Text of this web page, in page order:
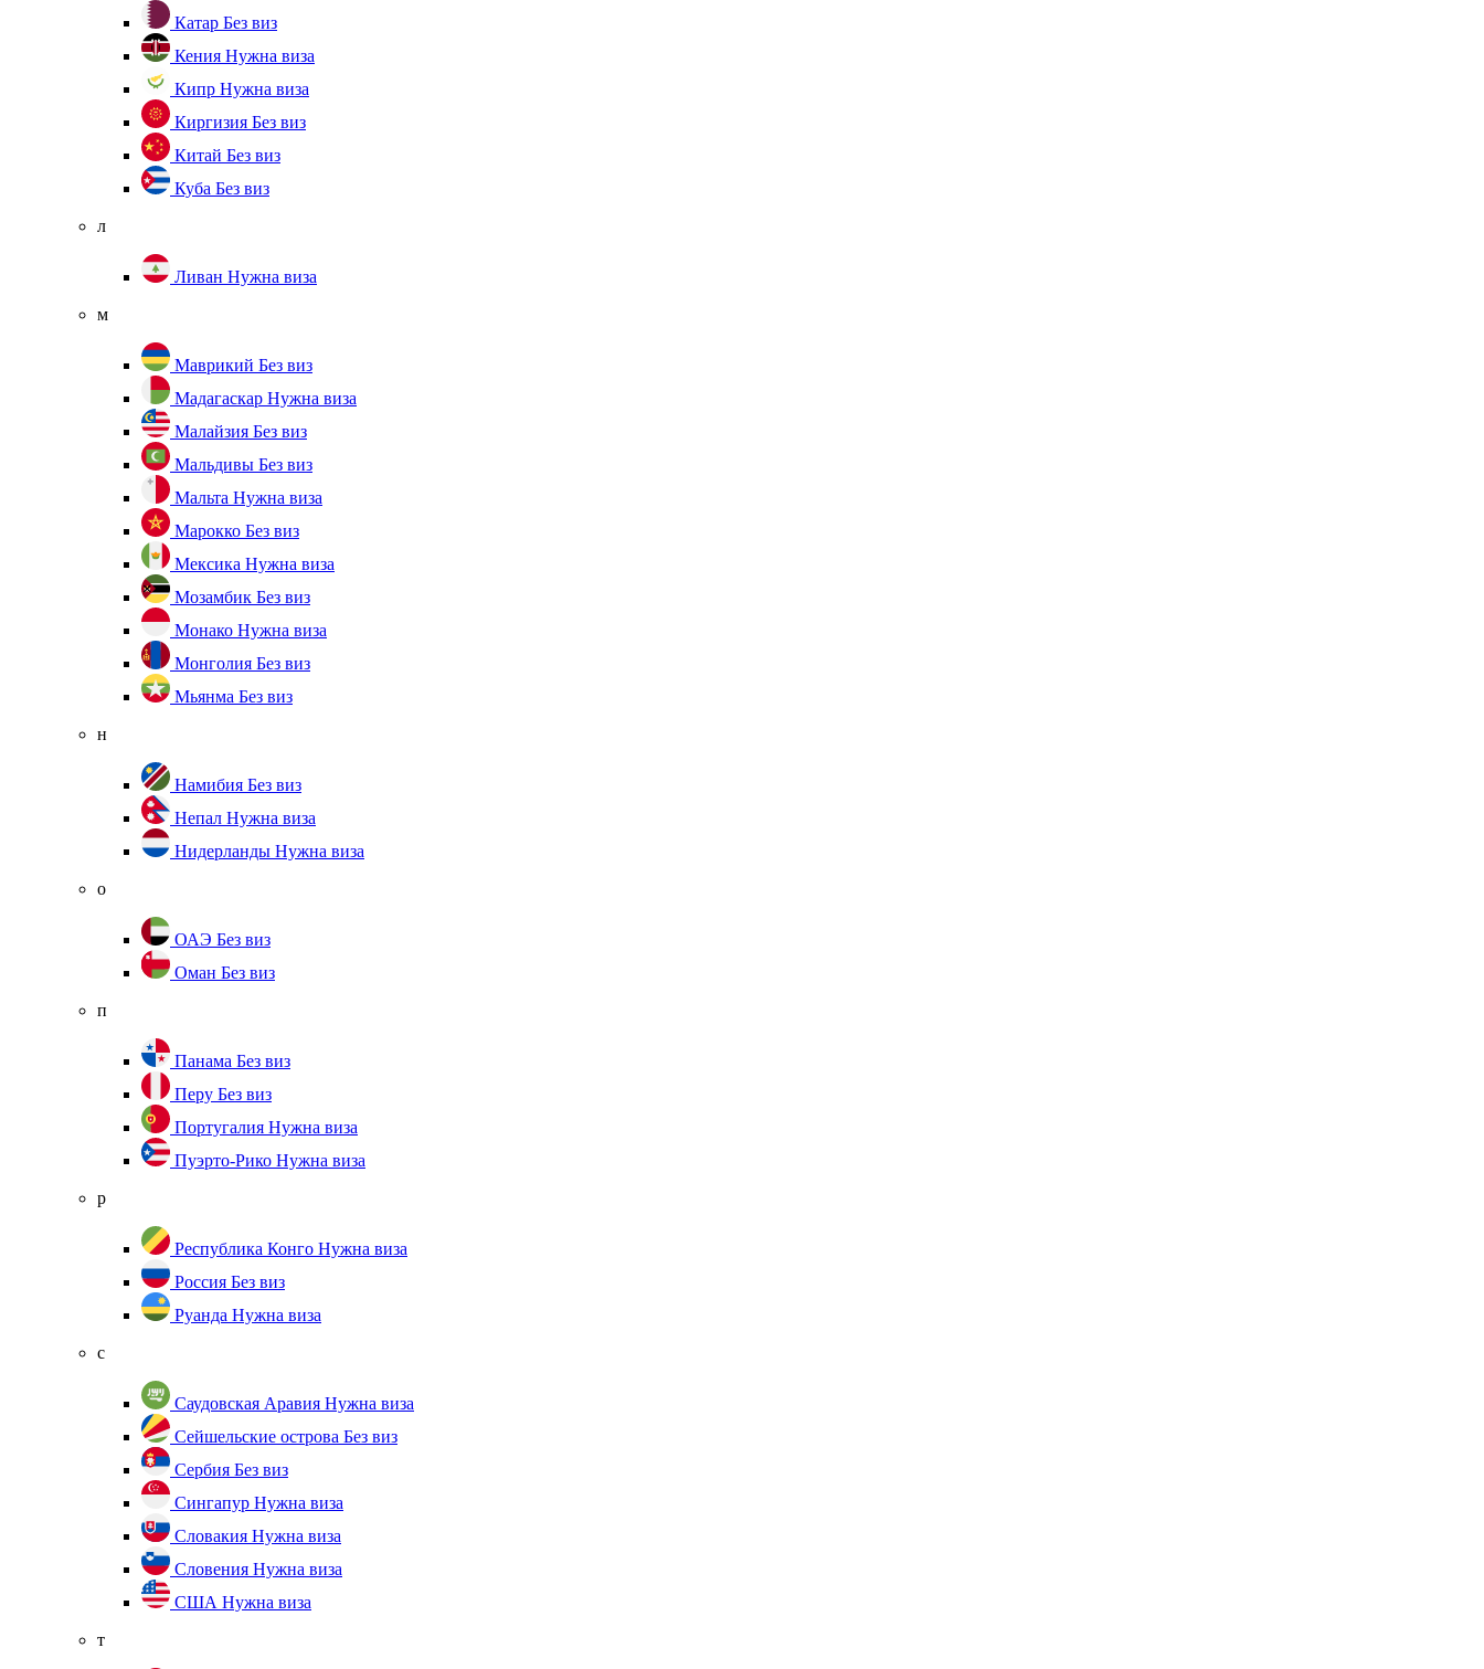
Катар Без виз
Кения Нужна виза
Кипр Нужна виза
Киргизия Без виз
Китай Без виз
Куба Без виз
л
Ливан Нужна виза
м
Маврикий Без виз
Мадагаскар Нужна виза
Малайзия Без виз
Мальдивы Без виз
Мальта Нужна виза
Марокко Без виз
Мексика Нужна виза
Мозамбик Без виз
Монако Нужна виза
Монголия Без виз
Мьянма Без виз
н
Намибия Без виз
Непал Нужна виза
Нидерланды Нужна виза
о
ОАЭ Без виз
Оман Без виз
п
Панама Без виз
Перу Без виз
Португалия Нужна виза
Пуэрто-Рико Нужна виза
р
Республика Конго Нужна виза
Россия Без виз
Руанда Нужна виза
с
Саудовская Аравия Нужна виза
Сейшельские острова Без виз
Сербия Без виз
Сингапур Нужна виза
Словакия Нужна виза
Словения Нужна виза
США Нужна виза
т